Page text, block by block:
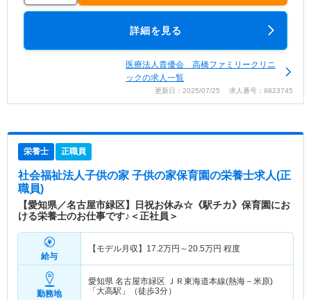
詳細を見る
医療法人貴優会 高橋ファミリークリニ
ックの求人一覧
更新日：2025/07/25 求人番号：9823745
栄養士 正職員
社会福祉法人子供の家 子供の家保育園の栄養士求人(正
職員)
【愛知県／名古屋市緑区】日祝お休み☆《駅チカ》保育園にお
ける栄養士のお仕事です♪＜正社員＞
給与
【モデル月収】 17.2万円～20.5万円 程度
勤務地
愛知県 名古屋市緑区 ＪＲ東海道本線(熱海－米原)
「大高駅」（徒歩3分）